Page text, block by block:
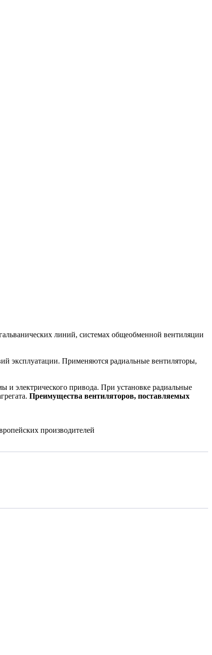
линий, системах общеобменной вентиляции
эксплуатации. Применяются радиальные вентиляторы,
и электрического привода. При установке радиальные
Преимущества вентиляторов, поставляемых
производителей